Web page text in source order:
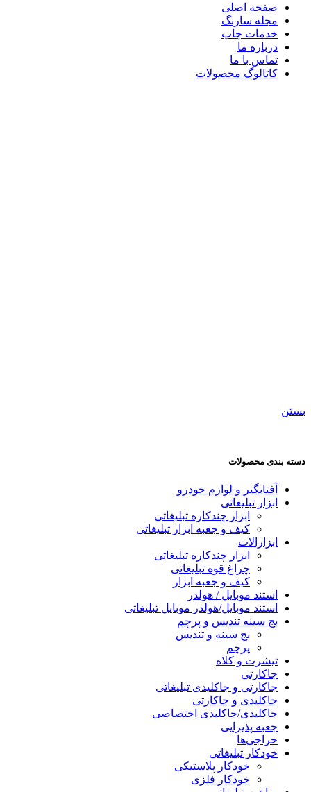
صفحه اصلی
مجله سارنگ
خدمات چاپ
درباره ما
تماس با ما
کاتالوگ محصولات
بستن
دسته بندی محصولات
آفتابگیر و لوازم خودرو
ابزار تبلیغاتی
ابزار چندکاره تبلیغاتی
کیف و جعبه ابزار تبلیغاتی
ابزارالات
ابزار چندکاره تبلیغاتی
چراغ قوه تبلیغاتی
کیف و جعبه ابزار
استند موبایل / هولدر
استند موبایل/هولدر موبایل تبلیغاتی
بج سینه تندیس و پرچم
بج سینه و تندیس
پرچم
تیشرت و کلاه
جاکارتی
جاکارتی و جاکلیدی تبلیغاتی
جاکلیدی و جاکارتی
جاکلیدی/جاکلیدی اختصاصی
جعبه پذیرایی
حراجی‌ها
خودکار تبلیغاتی
خودکار پلاستیکی
خودکار فلزی